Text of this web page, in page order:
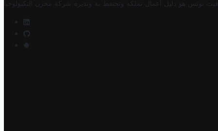
تونس هو دليل أعمال تملكه وتحتفظ به وتديره شركة مخزن التكنولوجيا